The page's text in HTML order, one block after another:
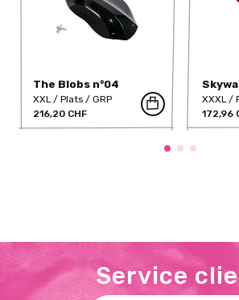
The Blobs n°04
(DUAL)
XXL Plats
GRP
216,20 CHF
(Dual)
XXXL
172,96
Service